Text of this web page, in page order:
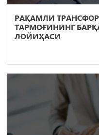
РАҚАМЛИ
ТАРМОҒИНИНГ
ЛОЙИҲАСИ